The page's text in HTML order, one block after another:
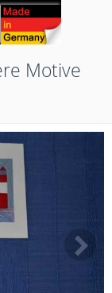
Motive